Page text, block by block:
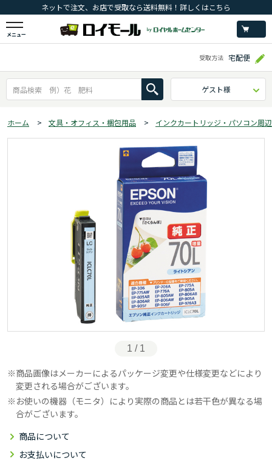
ネットで注文、お店で受取なら送料無料！詳しくはこちら
メニュー
受取方法 宅配便
ゲスト様
ホーム > 文具・オフィス・梱包用品 > インクカートリッジ・パソコン周
1 / 1
商品画像はメーカーによるパッケージ変更や仕様変更などにより
変更される場合がございます。
お使いの機器（モニタ）により実際の商品とは若干色が異なる場
合がございます。
商品について
お支払いについて